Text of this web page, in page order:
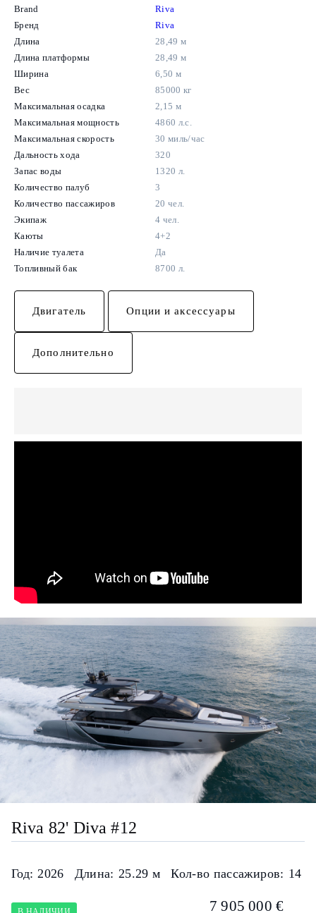
Brand
Riva
Бренд
Riva
Длина
28,49 м
Длина платформы
28,49 м
Ширина
6,50 м
Вес
85000 кг
Максимальная осадка
2,15 м
Максимальная мощность
4860 л.c.
Максимальная скорость
30 миль/час
Дальность хода
320
Запас воды
1320 л.
Количество палуб
3
Количество пассажиров
20 чел.
Экипаж
4 чел.
Каюты
4+2
Наличие туалета
Да
Топливный бак
8700 л.
Двигатель Опции и аксессуары
Дополнительно
Riva 82' Diva #12
Год: 2026 Длина: 25.29 м Кол-во пассажиров: 14
7 905 000 €